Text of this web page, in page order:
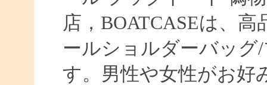
店，BOATCASEは、
ールショルダーバッ
す。男性や女性がお好